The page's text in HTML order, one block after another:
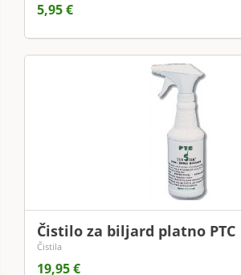
5,95 €
Čistilo za biljard platno PTC
Čistila
19,95 €